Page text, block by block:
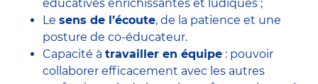
éducatives enrichissantes et ludiques ;
Le sens de l’écoute, de la patience et une
posture de co-éducateur.
Capacité à travailler en équipe : pouvoir
collaborer efficacement avec les autres